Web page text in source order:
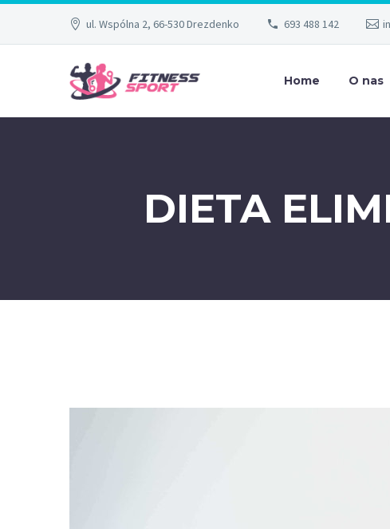
ul. Wspólna 2, 66-530 Drezdenko 693 488 142
Home O nas
DIETA